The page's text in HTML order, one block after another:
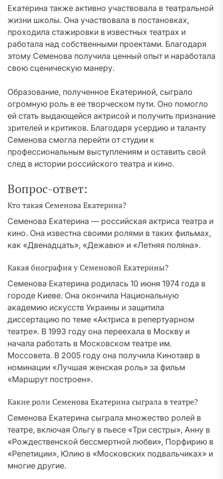
Екатерина также активно участвовала в театральной
жизни школы. Она участвовала в постановках,
проходила стажировки в известных театрах и
работала над собственными проектами. Благодаря
этому Семенова получила ценный опыт и наработала
свою сценическую манеру.
Образование, полученное Екатериной, сыграло
огромную роль в ее творческом пути. Оно помогло
ей стать выдающейся актрисой и получить признание
зрителей и критиков. Благодаря усердию и таланту
Семенова смогла перейти от студии к
профессиональным выступлениям и оставить свой
след в истории российского театра и кино.
Вопрос-ответ:
Кто такая Семенова Екатерина?
Семенова Екатерина — российская актриса театра и
кино. Она известна своими ролями в таких фильмах,
как «Двенадцать», «Дежавю» и «Летняя поляна».
Какая биография у Семеновой Екатерины?
Семенова Екатерина родилась 10 июня 1974 года в
городе Киеве. Она окончила Национальную
академию искусств Украины и защитила
диссертацию по теме «Актриса в репертуарном
театре». В 1993 году она переехала в Москву и
начала работать в Московском театре им.
Моссовета. В 2005 году она получила Кинотавр в
номинации «Лучшая женская роль» за фильм
«Маршрут построен».
Какие роли Семенова Екатерина сыграла в театре?
Семенова Екатерина сыграла множество ролей в
театре, включая Ольгу в пьесе «Три сестры», Анну в
«Рождественской бессмертной любви», Порфирию в
«Репетиции», Юлию в «Московских подвальчиках» и
многие другие.